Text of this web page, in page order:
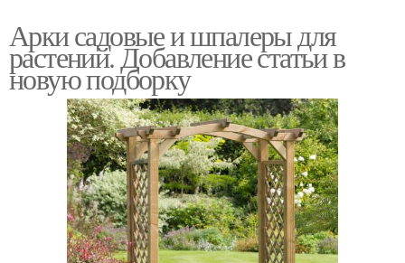
Арки садовые и шпалеры для
растений. Добавление статьи в
новую подборку